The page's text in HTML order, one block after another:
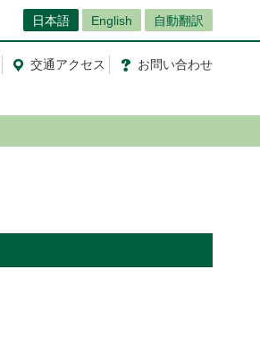
日本語 English 自動翻訳
交通アクセス お問い合わせ